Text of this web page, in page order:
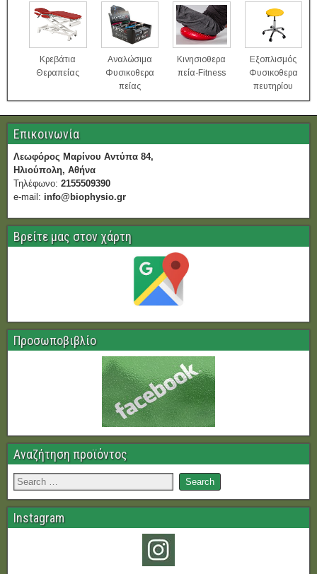
Κρεβάτια
Θεραπείας
Αναλώσιμα
Φυσικοθερα
πείας
Κινησιοθερα
πεία-Fitness
Εξοπλισμός
Φυσικοθερα
πευτηρίου
Επικοινωνία
Λεωφόρος Μαρίνου Αντύπα 84,
Ηλιούπολη, Αθήνα
Τηλέφωνο: 2155509390
e-mail: info@biophysio.gr
Βρείτε μας στον χάρτη
Προσωποβιβλίο
Αναζήτηση προϊόντος
Instagram